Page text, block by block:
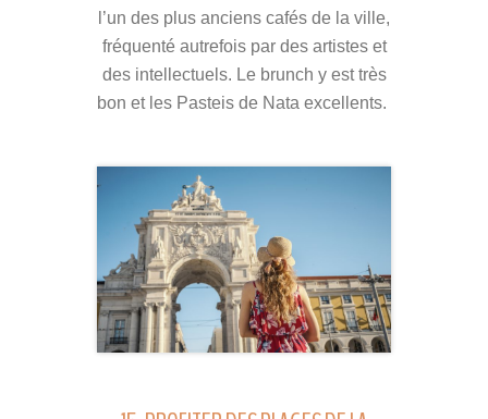
l’un des plus anciens cafés de la ville,
fréquenté autrefois par des artistes et
des intellectuels. Le brunch y est très
bon et les Pasteis de Nata excellents.